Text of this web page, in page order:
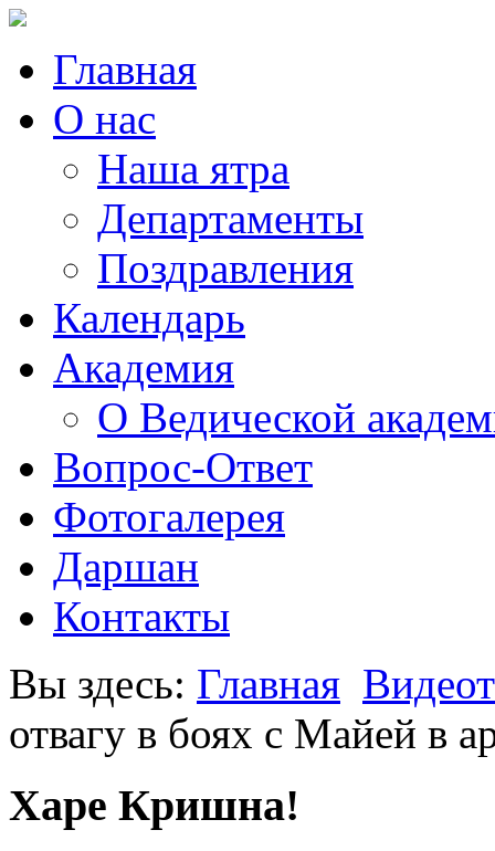
Главная
О нас
Наша ятра
Департаменты
Поздравления
Календарь
Академия
О Ведической
Вопрос-Ответ
Фотогалерея
Даршан
Контакты
Вы здесь: Главная
отвагу в боях с Майей в
Харе Кришна!